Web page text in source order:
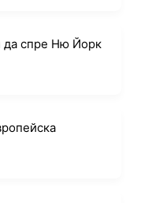
да спре Ню Йорк